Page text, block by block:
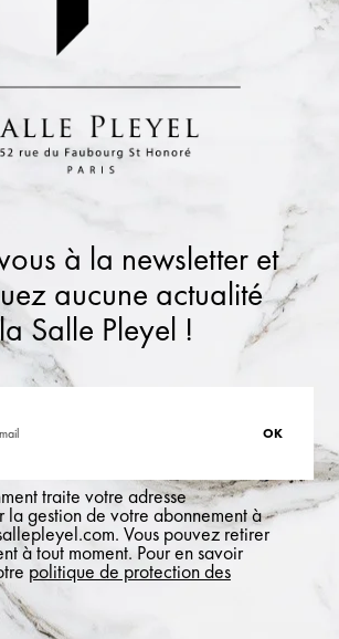
à la newsletter et
aucune actualité
Salle Pleyel !
traite votre adresse
la gestion de votre abonnement à
Vous pouvez retirer
à tout moment. Pour en savoir
politique de protection des